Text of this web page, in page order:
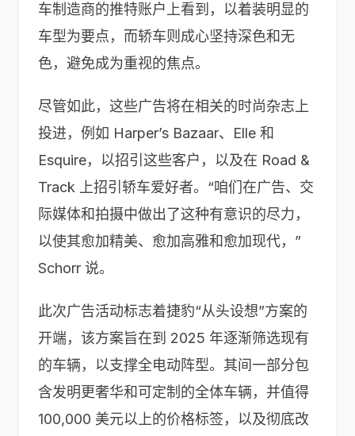
车制造商的推特账户上看到，以着装明显的
车型为要点，而轿车则成心坚持深色和无
色，避免成为重视的焦点。
尽管如此，这些广告将在相关的时尚杂志上
投进，例如 Harper’s Bazaar、Elle 和
Esquire，以招引这些客户，以及在 Road &
Track 上招引轿车爱好者。“咱们在广告、交
际媒体和拍摄中做出了这种有意识的尽力，
以使其愈加精美、愈加高雅和愈加现代，”
Schorr 说。
此次广告活动标志着捷豹“从头设想”方案的
开端，该方案旨在到 2025 年逐渐筛选现有
的车辆，以支撑全电动阵型。其间一部分包
含发明更奢华和可定制的全体车辆，并值得
100,000 美元以上的价格标签，以及彻底改